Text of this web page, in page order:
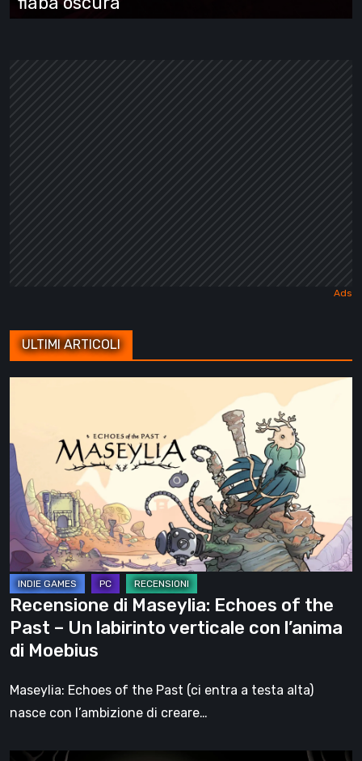
ULTIMI ARTICOLI
Echoes
of
the
Past
–
Un
labirinto
verticale
con
l’anima
di
Recensione di Maseylia: Echoes of the
Past – Un labirinto verticale con l’anima
di Moebius
Maseylia: Echoes of the Past (ci entra a testa alta)
nasce con l’ambizione di creare…